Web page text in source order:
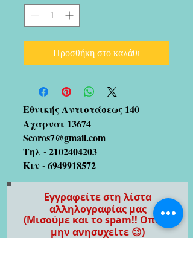
Προσθήκη στο καλάθι
Εθνικής Αντιστάσεως 140
Αχαρναι 13674
Scoros7@gmail.com
Τηλ -2102404203
Κιν -6949918572
Εγγραφείτε στη λίστα
αλληλογραφίας μας
(Μισούμε και το spam!! Οπότε
μην ανησυχείτε 😉)